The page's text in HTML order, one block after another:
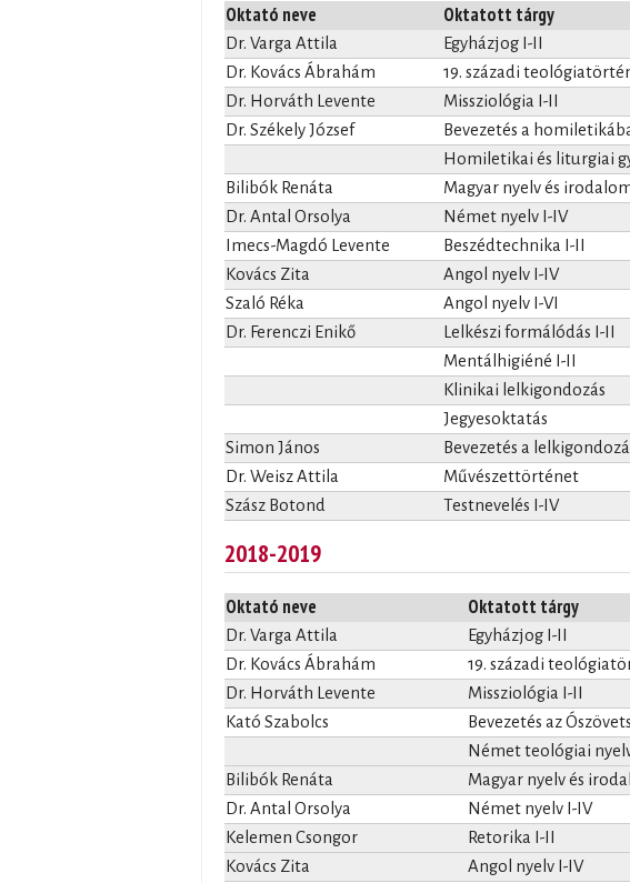
Oktató neve Oktatott tárgy
Dr. Varga Attila Egyházjog I-II
Dr. Kovács Ábrahám
19. századi
Dr. Horváth Levente
Missziológia I-II
Dr. Székely József
Bevezetés a
Homiletikai és liturgiai
Bilibók Renáta
Magyar nyelv és irodalom
Dr. Antal Orsolya
Német nyelv I-IV
Imecs-Magdó Levente
Beszédtechnika I-II
Kovács Zita
Angol nyelv I-IV
Szaló Réka
Angol nyelv I-VI
Dr. Ferenczi Enikő
Lelkészi formálódás I-II
Mentálhigiéné I-II
Klinikai lelkigondozás
Jegyesoktatás
Simon János
Bevezetés a
Dr. Weisz Attila
Művészettörténet
Szász Botond
Testnevelés I-IV
2018-2019
Oktató neve Oktatott tárgy
Dr. Varga Attila Egyházjog I-II
Dr. Kovács Ábrahám
19. századi
Dr. Horváth Levente
Missziológia I-II
Kató Szabolcs
Bevezetés az
Német teológiai nyelv
Bilibók Renáta
Magyar nyelv és
Dr. Antal Orsolya
Német nyelv I-IV
Kelemen Csongor
Retorika I-II
Kovács Zita
Angol nyelv I-IV